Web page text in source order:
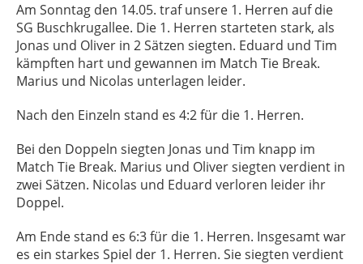
Am Sonntag den 14.05. trafunsere 1. Herren aufdie
SG Buschkrugallee. Die 1. Herren starteten stark, als
Jonas und Oliver in 2Sätzen siegten. Eduard und Tim
kämpften hart und gewannen im Match Tie Break.
Marius und Nicolas unterlagen leider.
Nach den Einzeln stand es 4:2für die 1. Herren.
Bei den Doppeln siegten Jonas und Tim knapp im
Match Tie Break. Marius und Oliversiegten verdient in
zwei Sätzen. Nicolas und Eduard verloren leider ihr
Doppel.
Am Endestand es 6:3für die 1. Herren. Insgesamtwar
es ein starkes Spiel der 1. Herren. Siesiegten verdient